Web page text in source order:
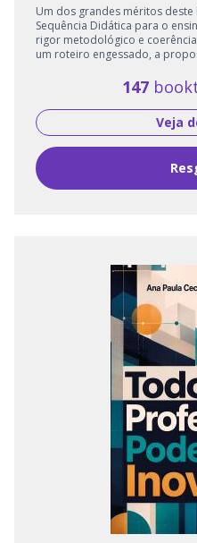
Um dos grandes méritos
Sequência Didática para o
rigor metodológico e
um roteiro engessado, a
147
Veja